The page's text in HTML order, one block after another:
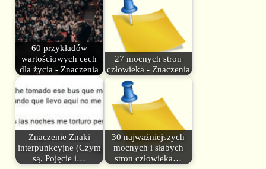
60 przykładów
wartościowych cech
dla życia - Znaczenia
27 mocnych stron
człowieka - Znaczenia
Znaczenie Znaki
interpunkcyjne (Czym
są, Pojęcie i…
30 najważniejszych
mocnych i słabych
stron człowieka…